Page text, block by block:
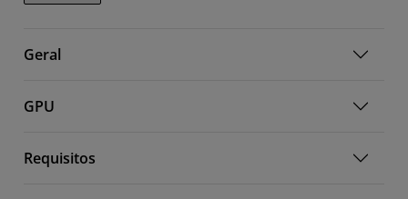
Geral
GPU
Requisitos